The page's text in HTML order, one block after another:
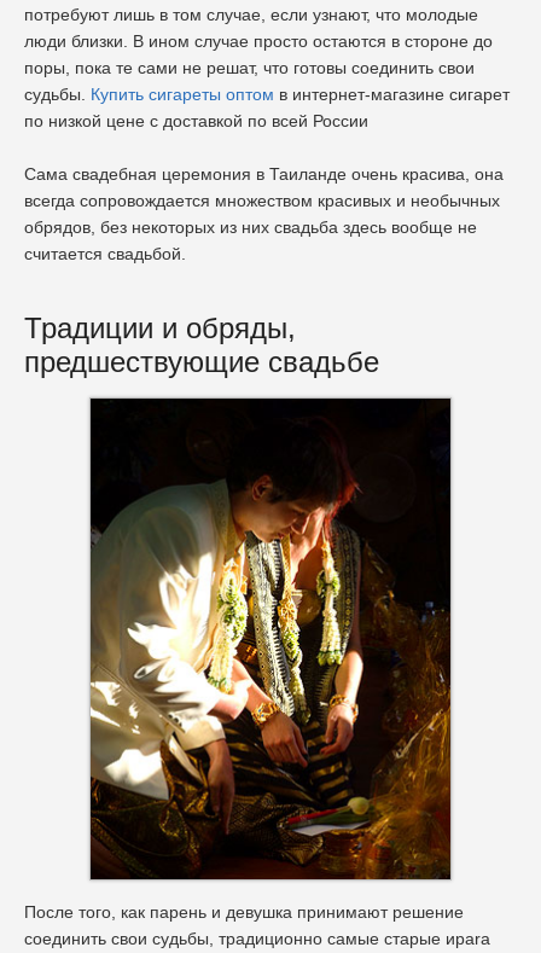
потребуют лишь в том случае, если узнают, что молодые
люди близки. В ином случае просто остаются в стороне до
поры, пока те сами не решат, что готовы соединить свои
судьбы. Купить сигареты оптом в интернет-магазине сигарет
по низкой цене с доставкой по всей России
Сама свадебная церемония в Таиланде очень красива, она
всегда сопровождается множеством красивых и необычных
обрядов, без некоторых из них свадьба здесь вообще не
считается свадьбой.
Традиции и обряды,
предшествующие свадьбе
После того, как парень и девушка принимают решение
соединить свои судьбы, традиционно самые старые иpara